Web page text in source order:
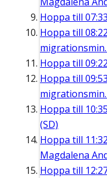
Hoppa till 07:33
Hoppa till 08:22
Hoppa till 09:22
Hoppa till 09:53
Hoppa till 10:35
(SD)
Hoppa till 11:32
Magdalena
Hoppa till